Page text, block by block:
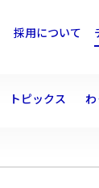
採用について
トピックス